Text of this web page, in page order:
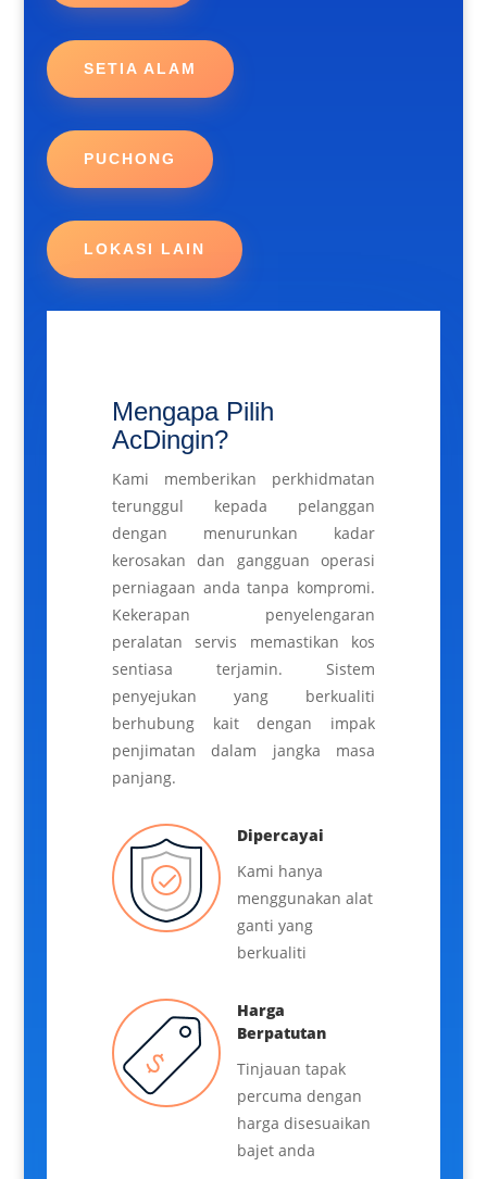
SETIA ALAM
PUCHONG
LOKASI LAIN
Mengapa Pilih
AcDingin?
Kami memberikan perkhidmatan
terunggul kepada pelanggan
dengan menurunkan kadar
kerosakan dan gangguan operasi
perniagaan anda tanpa kompromi.
Kekerapan penyelengaran
peralatan servis memastikan kos
sentiasa terjamin. Sistem
penyejukan yang berkualiti
berhubung kait dengan impak
penjimatan dalam jangka masa
panjang.
Dipercayai
Kami hanya
menggunakan alat
ganti yang
berkualiti
Harga
Berpatutan
Tinjauan tapak
percuma dengan
harga disesuaikan
bajet anda